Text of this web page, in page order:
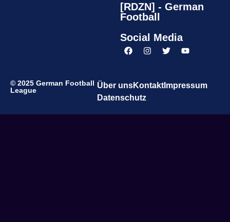
[RDZN] - German
Football
Social Media
© 2025 German Football
League
Über unsKontaktImpressum
Datenschutz